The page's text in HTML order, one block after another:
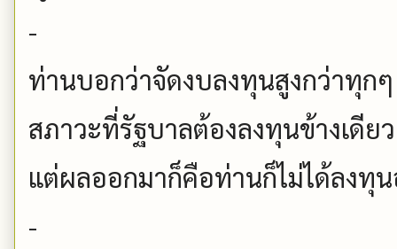
-
ท่านบอกว่าจัดงบลงทุนสูงกว่าทุก
สภาวะที่รัฐบาลต้องลงทุนข้างเดีย
แต่ผลออกมาก็คือท่านก็ไม่ได้ลงทุน
-